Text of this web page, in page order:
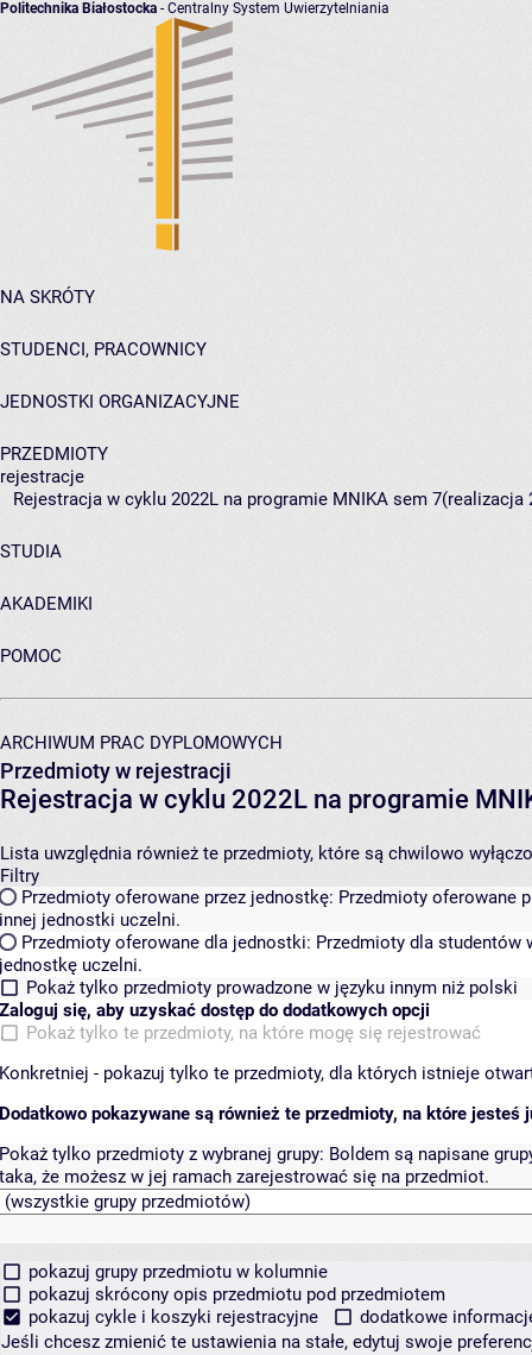
Politechnika Białostocka - Centralny System Uwierzytelniania
NA SKRÓTY
STUDENCI, PRACOWNICY
JEDNOSTKI ORGANIZACYJNE
PRZEDMIOTY
rejestracje
Rejestracja w cyklu 2022L na programie MNIKA sem 7(realizacja
STUDIA
AKADEMIKI
POMOC
ARCHIWUM PRAC DYPLOMOWYCH
Przedmioty w rejestracji
Rejestracja w cyklu 2022L na programie
Lista uwzględnia również te przedmioty, które są chwilowo
Filtry
Przedmioty oferowane przez jednostkę: Przedmioty oferowane
innej jednostki uczelni.
Przedmioty oferowane dla jednostki: Przedmioty dla studentów
jednostkę uczelni.
Pokaż tylko przedmioty prowadzone w języku innym niż polski
Zaloguj się, aby uzyskać dostęp do dodatkowych opcji
Pokaż tylko te przedmioty, na które mogę się rejestrować
Konkretniej - pokazuj tylko te przedmioty, dla których istnieje
Dodatkowo pokazywane są również te przedmioty, na które jesteś
Pokaż tylko przedmioty z wybranej grupy: Boldem są napisane
taka, że możesz w jej ramach zarejestrować się na przedmiot.
pokazuj grupy przedmiotu w kolumnie
pokazuj skrócony opis przedmiotu pod przedmiotem
pokazuj cykle i koszyki rejestracyjne
dodatkowe
Jeśli chcesz zmienić te ustawienia na stałe, edytuj swoje